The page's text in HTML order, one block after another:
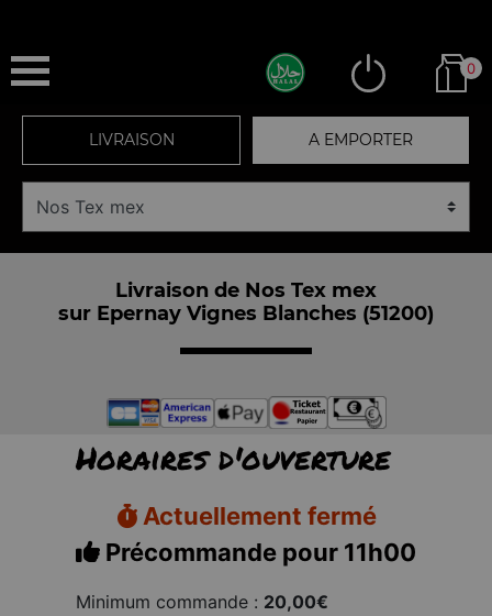
0
LIVRAISON A EMPORTER
Livraison de Nos Tex mex
sur Epernay Vignes Blanches (51200)
Horaires d'ouverture
Actuellement fermé
Précommande pour 11h00
Minimum commande : 20,00€